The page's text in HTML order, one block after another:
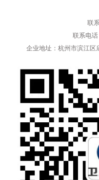
联
联系电
企业地址：杭州市滨江区